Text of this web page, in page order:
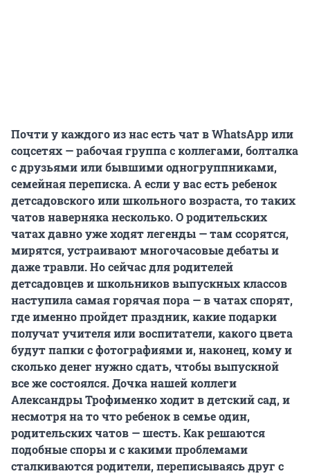
Почти у каждого из нас есть чат в WhatsApp или
соцсетях — рабочая группа с коллегами, болталка
с друзьями или бывшими одногруппниками,
семейная переписка. А если у вас есть ребенок
детсадовского или школьного возраста, то таких
чатов наверняка несколько. О родительских
чатах давно уже ходят легенды — там ссорятся,
мирятся, устраивают многочасовые дебаты и
даже травли. Но сейчас для родителей
детсадовцев и школьников выпускных классов
наступила самая горячая пора — в чатах спорят,
где именно пройдет праздник, какие подарки
получат учителя или воспитатели, какого цвета
будут папки с фотографиями и, наконец, кому и
сколько денег нужно сдать, чтобы выпускной
все же состоялся.Дочка нашей коллеги
Александры Трофименко ходит в детский сад, и
несмотря на то что ребенок в семье один,
родительских чатов — шесть. Как решаются
подобные споры и с какими проблемами
сталкиваются родители, переписываясь друг с